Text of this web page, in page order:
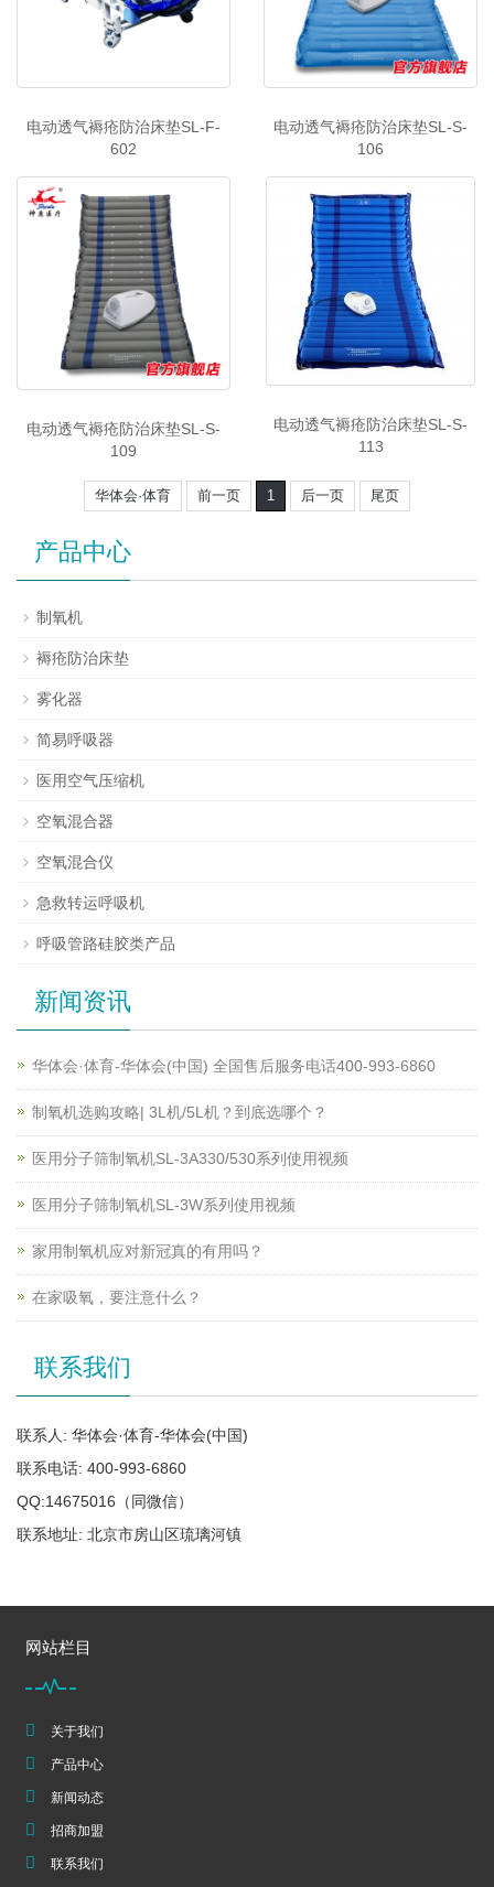
电动透气褥疮防治床垫SL-F-
602
电动透气褥疮防治床垫SL-S-
106
电动透气褥疮防治床垫SL-S-
109
电动透气褥疮防治床垫SL-S-
113
华体会·体育 前一页 1 后一页 尾页
产品中心
制氧机
褥疮防治床垫
雾化器
简易呼吸器
医用空气压缩机
空氧混合器
空氧混合仪
急救转运呼吸机
呼吸管路硅胶类产品
新闻资讯
华体会·体育-华体会(中国) 全国售后服务电话400-993-6860
制氧机选购攻略| 3L机/5L机？到底选哪个？
医用分子筛制氧机SL-3A330/530系列使用视频
医用分子筛制氧机SL-3W系列使用视频
家用制氧机应对新冠真的有用吗？
在家吸氧，要注意什么？
联系我们
联系人: 华体会·体育-华体会(中国)
联系电话: 400-993-6860
QQ:14675016（同微信）
联系地址: 北京市房山区琉璃河镇
网站栏目
关于我们
产品中心
新闻动态
招商加盟
联系我们